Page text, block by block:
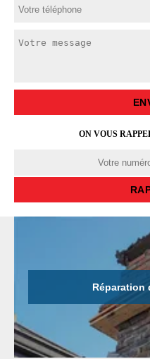
ON VOUS
Réparation